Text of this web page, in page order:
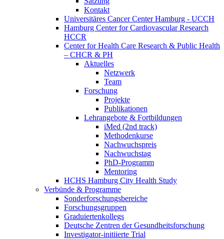
Kontakt
Universitäres Cancer Center Hamburg - UCCH
Hamburg Center for Cardiovascular Research
HCCR
Center for Health Care Research & Public Health
– CHCR & PH
Aktuelles
Netzwerk
Team
Forschung
Projekte
Publikationen
Lehrangebote & Fortbildungen
iMed (2nd track)
Methodenkurse
Nachwuchspreis
Nachwuchstag
PhD-Programm
Mentoring
HCHS Hamburg City Health Study
Verbünde & Programme
Sonderforschungsbereiche
Forschungsgruppen
Graduiertenkollegs
Deutsche Zentren der Gesundheitsforschung
Investigator-initiierte Trial